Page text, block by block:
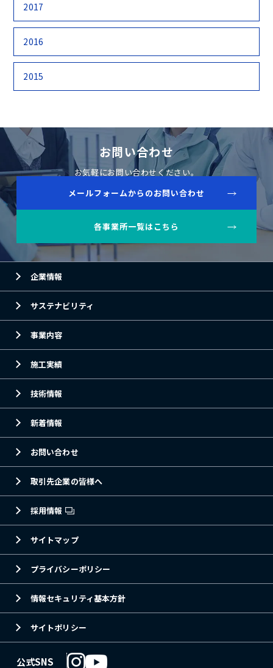
2017
2016
2015
お問い合わせ
お気軽にお問い合わせください。
メールフォームからのお問い合わせ
各事業所一覧はこちら
企業情報
サステナビリティ
事業内容
施工実績
技術情報
新着情報
お問い合わせ
取引先企業の皆様へ
採用情報
サイトマップ
プライバシーポリシー
情報セキュリティ基本方針
サイトポリシー
公式SNS